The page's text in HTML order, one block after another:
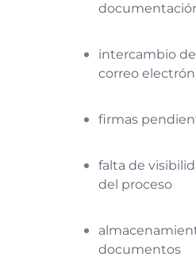
intercambio
correo
firmas
falta de
del proceso
documentos